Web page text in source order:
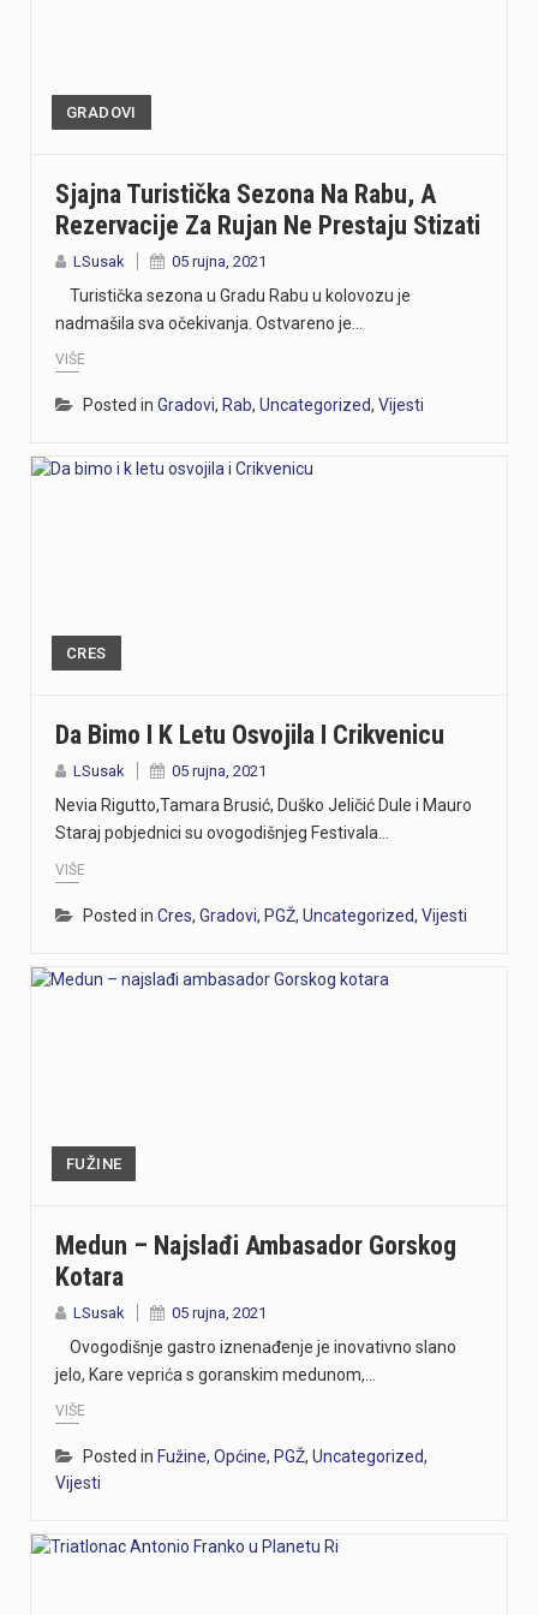
GRADOVI
Sjajna Turistička Sezona Na Rabu, A
Rezervacije Za Rujan Ne Prestaju Stizati
LSusak 05 rujna, 2021
Turistička sezona u Gradu Rabu u kolovozu je
nadmašila sva očekivanja. Ostvareno je…
VIŠE
Posted in Gradovi, Rab, Uncategorized, Vijesti
CRES
Da Bimo I K Letu Osvojila I Crikvenicu
LSusak 05 rujna, 2021
Nevia Rigutto,Tamara Brusić, Duško Jeličić Dule i Mauro
Staraj pobjednici su ovogodišnjeg Festivala…
VIŠE
Posted in Cres, Gradovi, PGŽ, Uncategorized, Vijesti
FUŽINE
Medun – Najslađi Ambasador Gorskog
Kotara
LSusak 05 rujna, 2021
Ovogodišnje gastro iznenađenje je inovativno slano
jelo, Kare veprića s goranskim medunom,…
VIŠE
Posted in Fužine, Općine, PGŽ, Uncategorized,
Vijesti